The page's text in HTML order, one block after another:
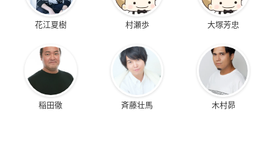
花江夏樹 村瀬歩 大塚芳忠
稲田徹 斉藤壮馬 木村昴